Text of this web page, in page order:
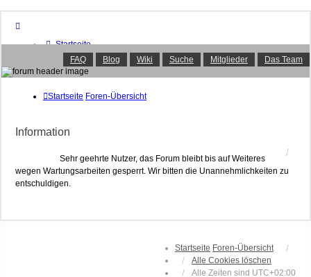
Startseite
Foren-Übersicht
FAQ
Suche
Aktive Themen
Das Team
FAQ Blog Wiki Suche Mitglieder Das Team
Startseite Foren-Übersicht
Information
Sehr geehrte Nutzer, das Forum bleibt bis auf Weiteres
wegen Wartungsarbeiten gesperrt. Wir bitten die Unannehmlichkeiten zu
entschuldigen.
Startseite Foren-Übersicht
Alle Cookies löschen
Alle Zeiten sind UTC+02:00